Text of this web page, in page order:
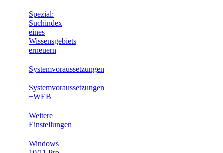
Spezial:
Suchindex
eines
Wissensgebiets
erneuern
Systemvoraussetzungen
Systemvoraussetzungen
+WEB
Weitere
Einstellungen
Windows